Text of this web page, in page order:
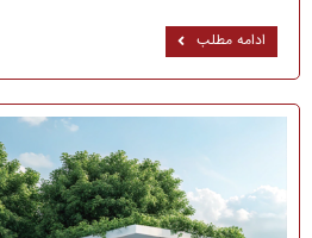
ادامه مطلب